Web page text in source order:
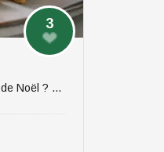
3
Envie d'une entrée pour votre repas de Noël ? On vous propose une recette sucré/salée rapide et efficace à base de pommes et boudin. Pour 6 personnes.